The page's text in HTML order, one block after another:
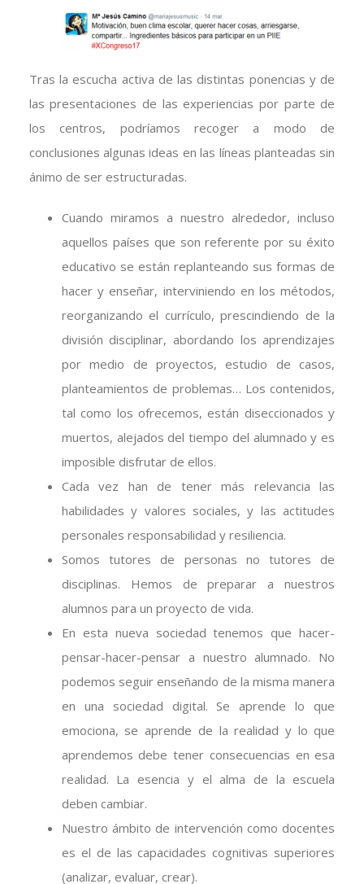
Tras la escucha activa de las distintas ponencias y de
las presentaciones de las experiencias por parte de
los centros, podríamos recoger a modo de
conclusiones algunas ideas en las líneas planteadas sin
ánimo de ser estructuradas.
Cuando miramos a nuestro alrededor, incluso
aquellos países que son referente por su éxito
educativo se están replanteando sus formas de
hacer y enseñar, interviniendo en los métodos,
reorganizando el currículo, prescindiendo de la
división disciplinar, abordando los aprendizajes
por medio de proyectos, estudio de casos,
planteamientos de problemas… Los contenidos,
tal como los ofrecemos, están diseccionados y
muertos, alejados del tiempo del alumnado y es
imposible disfrutar de ellos.
Cada vez han de tener más relevancia las
habilidades y valores sociales, y las actitudes
personales responsabilidad y resiliencia.
Somos tutores de personas no tutores de
disciplinas. Hemos de preparar a nuestros
alumnos para un proyecto de vida.
En esta nueva sociedad tenemos que hacer-
pensar-hacer-pensar a nuestro alumnado. No
podemos seguir enseñando de la misma manera
en una sociedad digital. Se aprende lo que
emociona, se aprende de la realidad y lo que
aprendemos debe tener consecuencias en esa
realidad. La esencia y el alma de la escuela
deben cambiar.
Nuestro ámbito de intervención como docentes
es el de las capacidades cognitivas superiores
(analizar, evaluar, crear).